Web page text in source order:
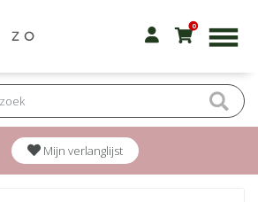
0
Mijn verlanglijst